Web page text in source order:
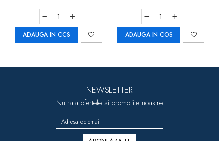
ADAUGA IN COS ADAUGA IN COS
NEWSLETTER
Nu rata ofertele si promotiile noastre